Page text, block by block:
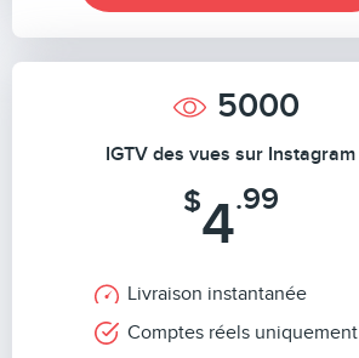
5000
IGTV des vues sur Instagram
$4.99
Livraison instantanée
Comptes réels uniquement